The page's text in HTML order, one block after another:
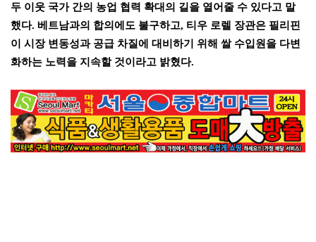
두 이웃 국가 간의 농업 협력 확대의 길을 열어줄 수 있다고 말
했다. 베트남과의 합의에도 불구하고, 티우 로렐 장관은 필리핀
이 시장 변동성과 공급 차질에 대비하기 위해 쌀 수입원을 다변
화하는 노력을 지속할 것이라고 밝혔다.